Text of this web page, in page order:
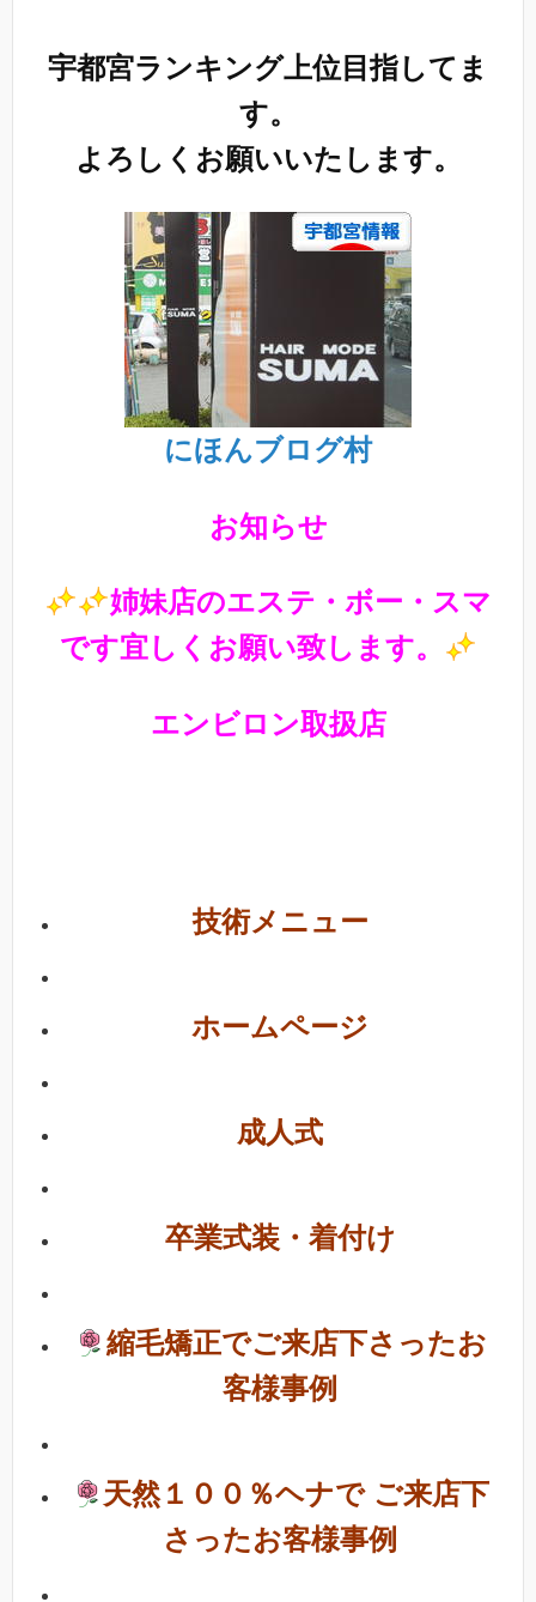
宇都宮ランキング上位目指してま
す。
よろしくお願いいたします。
にほんブログ村
お知らせ
姉妹店のエステ・ボー・スマ
です宜しくお願い致します。
エンビロン取扱店
技術メニュー
ホームページ
成人式
卒業式装・着付け
縮毛矯正でご来店下さったお
客様事例
天然１００％ヘナで ご来店下
さったお客様事例